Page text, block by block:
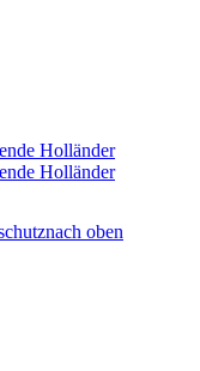
Holländer
Holländer
nach oben